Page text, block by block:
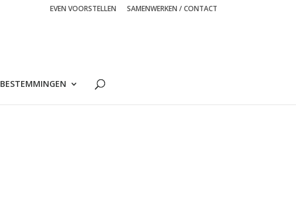
EVEN VOORSTELLEN SAMENWERKEN / CONTACT
BESTEMMINGEN